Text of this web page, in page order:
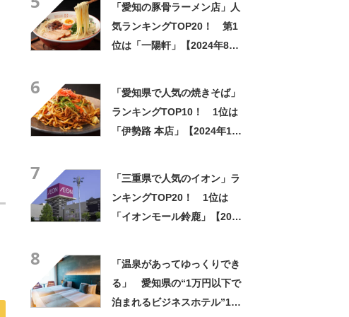
「愛知の豚骨ラーメン店」人
気ランキングTOP20！ 第1
位は「一陽軒」【2024年8月6
6
「愛知県で人気の焼きそば」
ランキングTOP10！ 1位は
「伊勢路 本店」【2024年1月
7
「三重県で人気のイオン」ラ
ンキングTOP20！ 1位は
「イオンモール鈴鹿」【2024
8
「温泉があってゆっくりでき
る」 愛知県の“1万円以下で
泊まれるビジネスホテル”1位